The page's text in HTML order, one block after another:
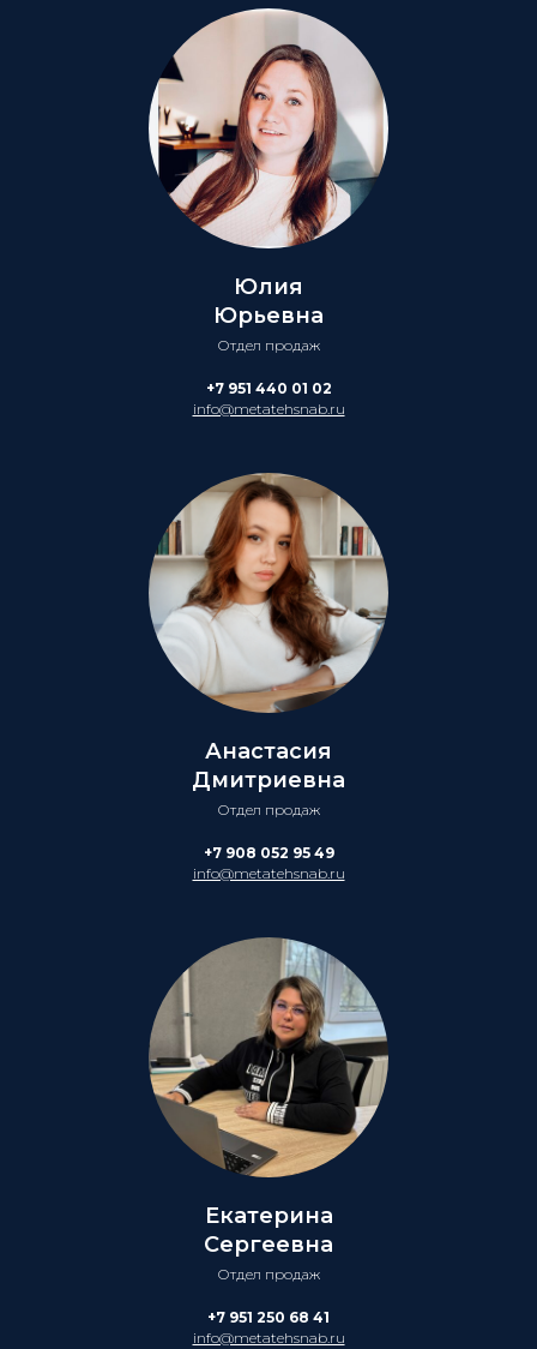
Юлия
Юрьевна
Отдел продаж
+7 951 440 01 02
info@metatehsnab.ru
Анастасия
Дмитриевна
Отдел продаж
+7 908 052 95 49
info@metatehsnab.ru
Екатерина
Сергеевна
Отдел продаж
+7 951 250 68 41
info@metatehsnab.ru